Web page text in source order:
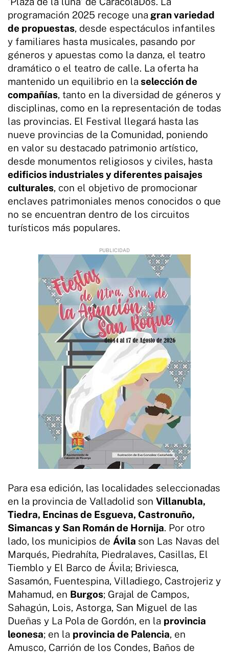
programación 2025 recoge una gran variedad
de propuestas, desde espectáculos infantiles
y familiares hasta musicales, pasando por
géneros y apuestas como la danza, el teatro
dramático o el teatro de calle. La oferta ha
mantenido un equilibrio en la selección de
compañías, tanto en la diversidad de géneros y
disciplinas, como en la representación de todas
las provincias. El Festival llegará hasta las
nueve provincias de la Comunidad, poniendo
en valor su destacado patrimonio artístico,
desde monumentos religiosos y civiles, hasta
edificios industriales y diferentes paisajes
culturales, con el objetivo de promocionar
enclaves patrimoniales menos conocidos o que
no se encuentran dentro de los circuitos
turísticos más populares.
Para esa edición, las localidades seleccionadas
en la provincia de Valladolid son Villanubla,
Tiedra, Encinas de Esgueva, Castronuño,
Simancas y San Román de Hornija. Por otro
lado, los municipios de Ávila son Las Navas del
Marqués, Piedrahíta, Piedralaves, Casillas, El
Tiemblo y El Barco de Ávila; Briviesca,
Sasamón, Fuentespina, Villadiego, Castrojeriz y
Mahamud, en Burgos; Grajal de Campos,
Sahagún, Lois, Astorga, San Miguel de las
Dueñas y La Pola de Gordón, en la provincia
leonesa; en la provincia de Palencia, en
Amusco, Carrión de los Condes, Baños de